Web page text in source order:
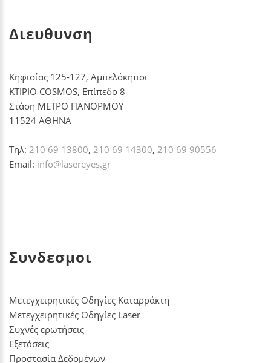
Διευθυνση
Κηφισίας 125-127, Αμπελόκηποι
ΚΤΙΡΙΟ COSMOS, Επίπεδο 8
Στάση ΜΕΤΡΟ ΠΑΝΟΡΜΟΥ
11524 ΑΘΗΝΑ
Τηλ: 210 69 13800, 210 69 14300, 210 69 90556
Email: info@lasereyes.gr
Συνδεσμοι
Μετεγχειρητικές Οδηγίες Καταρράκτη
Μετεγχειρητικές Οδηγίες Laser
Συχνές ερωτήσεις
Εξετάσεις
Προστασία Δεδομένων